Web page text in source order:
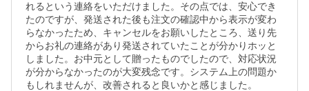
れるという連絡をいただけました。その点では、安心でき
たのですが、発送された後も注文の確認中から表示が変わ
らなかったため、キャンセルをお願いしたところ、送り先
からお礼の連絡があり発送されていたことが分かりホッと
しました。お中元として贈ったものでしたので、対応状況
が分からなかったのが大変残念です。システム上の問題か
もしれませんが、改善されると良いかと感じました。